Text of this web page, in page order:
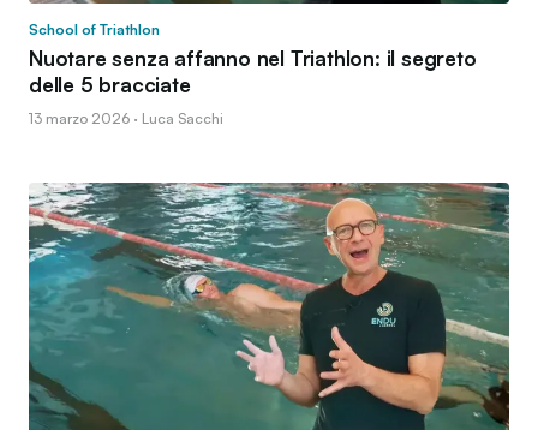
School of Triathlon
Nuotare senza affanno nel Triathlon: il segreto
delle 5 bracciate
13 marzo 2026 · Luca Sacchi